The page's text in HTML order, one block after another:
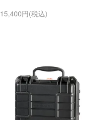
15,400円(税込)